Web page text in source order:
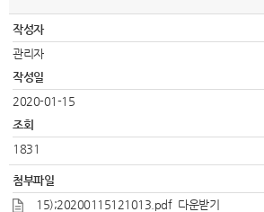
작성자
관리자
작성일
2020-01-15
조회
1831
첨부파일
15);20200115121013.pdf 다운받기